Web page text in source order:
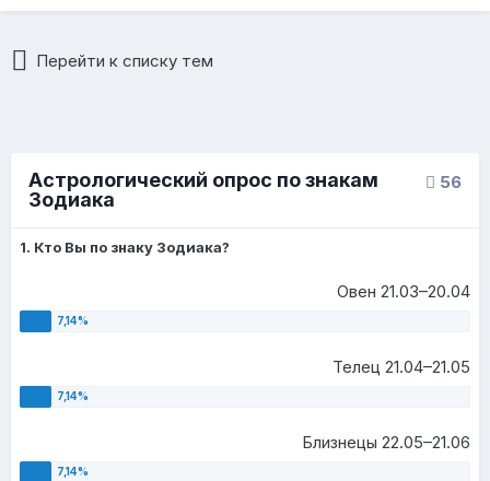
Перейти к списку тем
56
Астрологический опрос по знакам
Зодиака
1. Кто Вы по знаку Зодиака?
Овен 21.03–20.04
Телец 21.04–21.05
Близнецы 22.05–21.06